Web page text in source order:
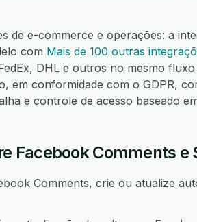
de e-commerce e operações: a
com Mais de 100 outras
DHL e outros no mesmo
em conformidade com o GDPR,
e controle de acesso baseado
Facebook Comments e
Comments, crie ou atualize